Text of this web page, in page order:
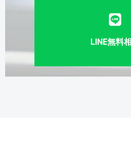
LINE無料